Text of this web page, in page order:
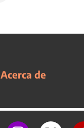
Acerca de